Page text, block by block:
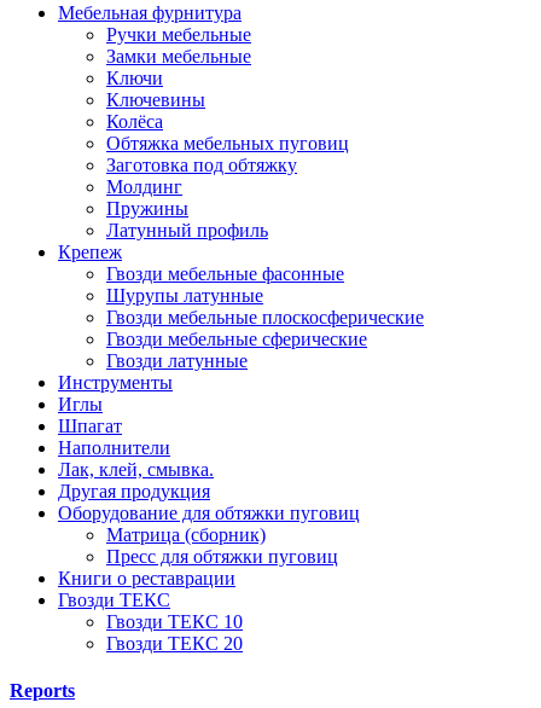
Мебельная фурнитура
Ручки мебельные
Замки мебельные
Ключи
Ключевины
Колёса
Обтяжка мебельных пуговиц
Заготовка под обтяжку
Молдинг
Пружины
Латунный профиль
Крепеж
Гвозди мебельные фасонные
Шурупы латунные
Гвозди мебельные плоскосферические
Гвозди мебельные сферические
Гвозди латунные
Инструменты
Иглы
Шпагат
Наполнители
Лак, клей, смывка.
Другая продукция
Оборудование для обтяжки пуговиц
Матрица (сборник)
Пресс для обтяжки пуговиц
Книги о реставрации
Гвозди ТЕКС
Гвозди ТЕКС 10
Гвозди ТЕКС 20
Reports